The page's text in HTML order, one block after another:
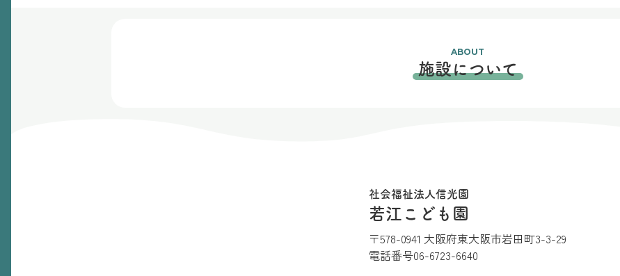
ABOUT
施設について
社会福祉法人信光園
若江こども園
〒578-0941 大阪府東大阪市岩田町3-3-29
電話番号06-6723-6640